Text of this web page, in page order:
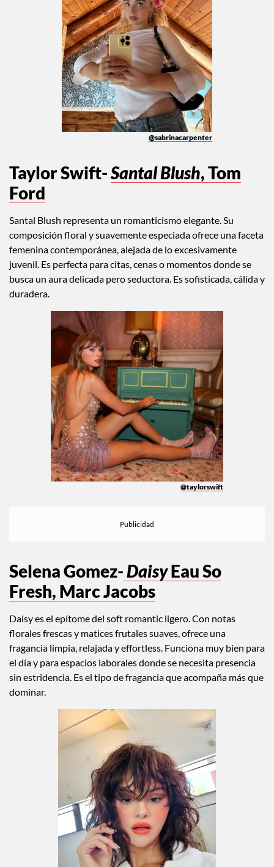
@sabrinacarpenter
Taylor Swift-Santal Blush, Tom
Ford
Santal Blush representa un romanticismo elegante. Su
composición floral y suavemente especiada ofrece una faceta
femenina contemporánea, alejada de lo excesivamente
juvenil. Es perfecta para citas, cenas o momentos donde se
busca un aura delicada pero seductora. Es sofisticada, cálida y
duradera.
@taylorswift
Selena Gomez-DaisyEau So
Fresh, Marc Jacobs
Daisy es el epítome del soft romantic ligero. Con notas
florales frescas y matices frutales suaves, ofrece una
fragancia limpia, relajada y effortless. Funciona muy bien para
el día y para espacios laborales donde se necesita presencia
sin estridencia. Es el tipo de fragancia que acompaña más que
dominar.